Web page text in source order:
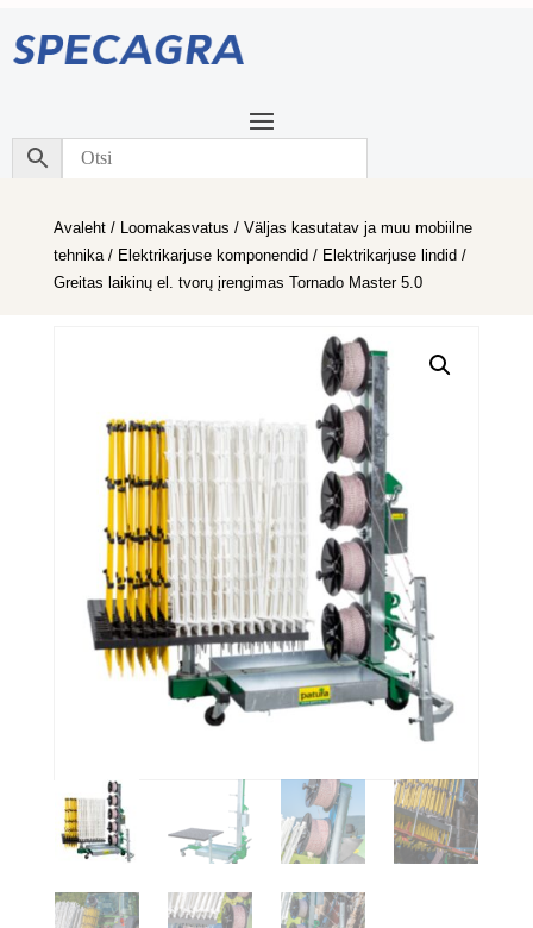
Avaleht/ Loomakasvatus / Väljas kasutatav ja muu mobiilne
tehnika/ Elektrikarjuse komponendid / Elektrikarjuse lindid /
Greitas laikinų el. tvorų įrengimas Tornado Master 5.0